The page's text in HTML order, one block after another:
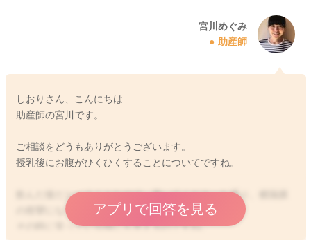
宮川めぐみ
助産師
しおりさん、こんにちは
助産師の宮川です。
ご相談をどうもありがとうございます。
授乳後にお腹がひくひくすることについてですね。
飲んだ後だということなので、書いてくださった通り、横隔膜
の痙攣になるのではないかなと思いました。
その時に笑っている様にも見えるのですね。
お子さんにするとくすぐったく感じるのか、ヒクヒクする感覚
アプリで回答を見る